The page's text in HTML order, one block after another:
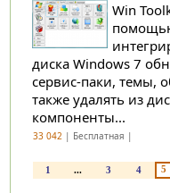
Win
диска Windows 7
сервис-паки, темы,
также удалять из
компоненты...
33 042| Бесплатная |
1 ... 3 4 5